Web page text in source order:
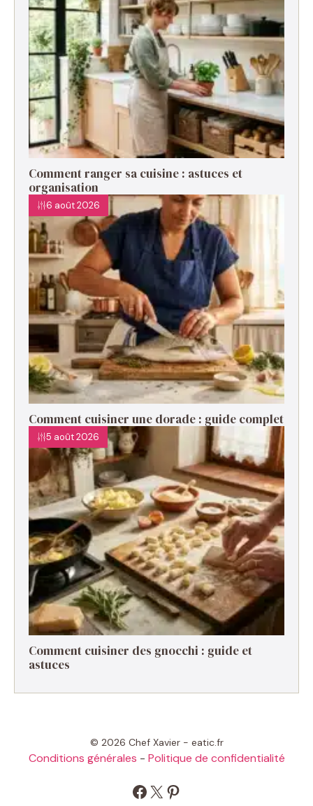
Comment ranger sa cuisine : astuces et
organisation
6 août 2026
Comment cuisiner une dorade : guide complet
5 août 2026
Comment cuisiner des gnocchi : guide et
astuces
© 2026 Chef Xavier - eatic.fr
Conditions générales - Politique de confidentialité
Facebook
X Pinterest